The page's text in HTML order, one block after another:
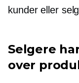
kunder eller
Selgere
over